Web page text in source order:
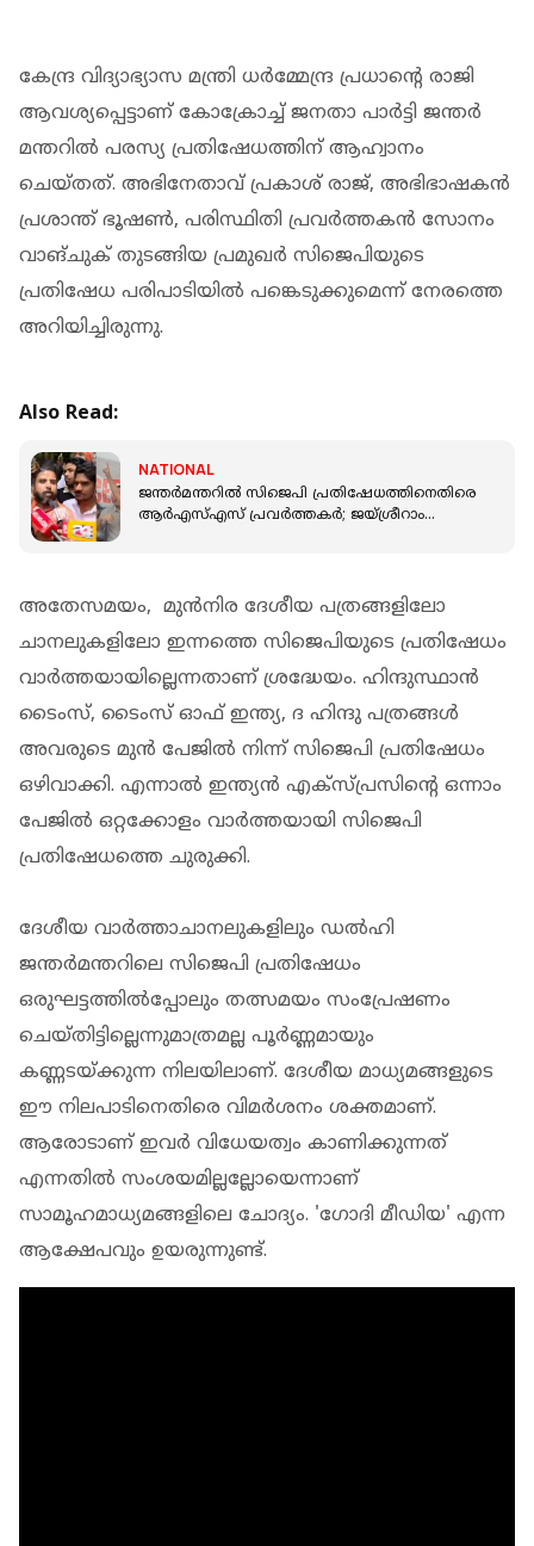
കേന്ദ്ര വിദ്യാഭ്യാസ മന്ത്രി ധർമ്മേന്ദ്ര പ്രധാൻ്റെ രാജി
ആവശ്യപ്പെട്ടാണ് കോക്രോച്ച് ജനതാ പാർട്ടി ജന്തർ
മന്തറിൽ പരസ്യ പ്രതിഷേധത്തിന് ആഹ്വാനം
ചെയ്തത്. അഭിനേതാവ് പ്രകാശ് രാജ്, അഭിഭാഷകൻ
പ്രശാന്ത് ഭൂഷൺ, പരിസ്ഥിതി പ്രവർത്തകൻ സോനം
വാങ്ചുക് തുടങ്ങിയ പ്രമുഖർ സിജെപിയുടെ
പ്രതിഷേധ പരിപാടിയിൽ പങ്കെടുക്കുമെന്ന് നേരത്തെ
അറിയിച്ചിരുന്നു.
Also Read:
NATIONAL
ജന്തര്‍മന്തറില്‍ സിജെപി പ്രതിഷേധത്തിനെതിരെ
ആര്‍എസ്എസ് പ്രവര്‍ത്തകര്‍; ജയ്ശ്രീറാം
അതേസമയം, മുന്‍നിര ദേശീയ പത്രങ്ങളിലോ
ചാനലുകളിലോ ഇന്നത്തെ സിജെപിയുടെ പ്രതിഷേധം
വാര്‍ത്തയായില്ലെന്നതാണ് ശ്രദ്ധേയം. ഹിന്ദുസ്ഥാന്‍
ടൈംസ്, ടൈംസ് ഓഫ് ഇന്ത്യ, ദ ഹിന്ദു പത്രങ്ങൾ
അവരുടെ മുന്‍ പേജില്‍ നിന്ന് സിജെപി പ്രതിഷേധം
ഒഴിവാക്കി. എന്നാൽ ഇന്ത്യന്‍ എക്‌സ്പ്രസിന്റെ ഒന്നാം
പേജില്‍ ഒറ്റക്കോളം വാര്‍ത്തയായി സിജെപി
പ്രതിഷേധത്തെ ചുരുക്കി.
ദേശീയ വാര്‍ത്താചാനലുകളിലും ഡല്‍ഹി
ജന്തര്‍മന്തറിലെ സിജെപി പ്രതിഷേധം
ഒരുഘട്ടത്തില്‍പ്പോലും തത്സമയം സംപ്രേഷണം
ചെയ്തിട്ടില്ലെന്നുമാത്രമല്ല പൂര്‍ണ്ണമായും
കണ്ണടയ്ക്കുന്ന നിലയിലാണ്. ദേശീയ മാധ്യമങ്ങളുടെ
ഈ നിലപാടിനെതിരെ വിമര്‍ശനം ശക്തമാണ്.
ആരോടാണ് ഇവര്‍ വിധേയത്വം കാണിക്കുന്നത്
എന്നതില്‍ സംശയമില്ലല്ലോയെന്നാണ്
സാമൂഹമാധ്യമങ്ങളിലെ ചോദ്യം. 'ഗോദി മീഡിയ' എന്ന
ആക്ഷേപവും ഉയരുന്നുണ്ട്.